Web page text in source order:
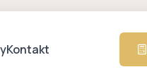
Kontakt